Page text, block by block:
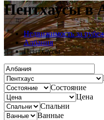
Пентхаусы в
Недвижимость за
Албания
Пентхаусы
Состояние
Цена
Спальни
Ванные